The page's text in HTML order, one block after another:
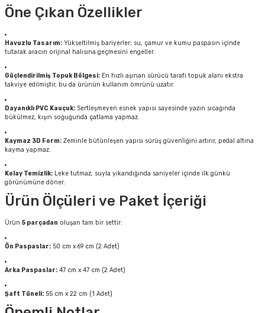
Öne Çıkan Özellikler
Havuzlu Tasarım: Yükseltilmiş bariyerler; su, çamur ve kumu paspasın içinde
tutarak aracın orijinal halısına geçmesini engeller.
Güçlendirilmiş Topuk Bölgesi: En hızlı aşınan sürücü tarafı topuk alanı ekstra
takviye edilmiştir, bu da ürünün kullanım ömrünü uzatır.
Dayanıklı PVC Kauçuk: Sertleşmeyen esnek yapısı sayesinde yazın sıcağında
bükülmez, kışın soğuğunda çatlama yapmaz.
Kaymaz 3D Form: Zeminle bütünleşen yapısı sürüş güvenliğini artırır, pedal altına
kayma yapmaz.
Kolay Temizlik: Leke tutmaz, suyla yıkandığında saniyeler içinde ilk günkü
görünümüne döner.
Ürün Ölçüleri ve Paket İçeriği
Ürün 5 parçadan oluşan tam bir settir:
Ön Paspaslar: 50 cm x 69 cm (2 Adet)
Arka Paspaslar: 47 cm x 47 cm (2 Adet)
Şaft Tüneli: 55 cm x 22 cm (1 Adet)